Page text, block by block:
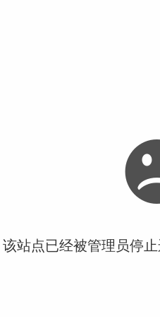
站点已经被管理员停